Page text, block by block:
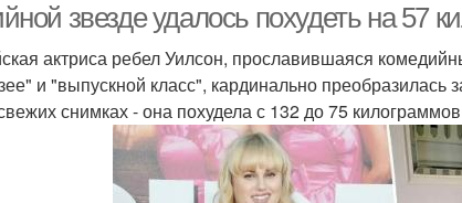
звезде удалось похудеть на 57
актриса ребел Уилсон, прославившаяся
и "выпускной класс", кардинально
снимках - она похудела с 132 до 75